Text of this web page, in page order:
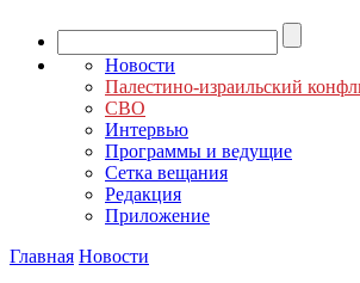
Новости
Палестино-израильский
СВО
Интервью
Программы и ведущие
Сетка вещания
Редакция
Приложение
Главная Новости